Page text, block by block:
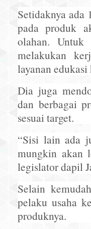
Setidaknya
pada produk
olahan. Untuk
melakukan
layanan
Dia juga
dan berbagai
sesuai target.
“Sisi lain ada
mungkin akan
legislator dapil
Selain
pelaku usaha
produknya.